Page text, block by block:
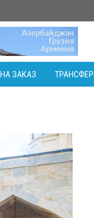
НА ЗАКАЗ